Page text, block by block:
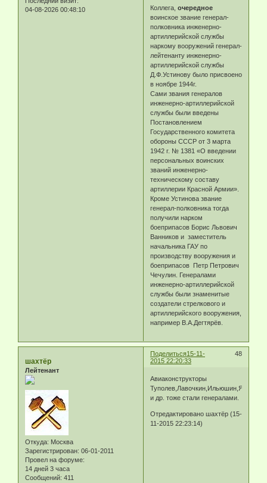
04-08-2026 00:48:10
Коллега,очередное
воинское звание генерал-
полковника инженерно-
артиллерийской службы
наркому вооружений генерал-
лейтенанту инженерно-
артиллерийской службы
Д.Ф.Устинову было присвоено
в ноябре 1944г.
Сами звания генералов
инженерно-артиллерийской
службы были введены
Постановлением
Государственного комитета
обороны СССР от 3 марта
1942 г. № 1381 «О введении
персональных воинских
званий инженерно-
техническому составу
артиллерии Красной Армии».
Кроме Устинова звание
генерал-полковника тогда
получили нарком
боеприпасов Борис Львович
Ванников и заместитель
начальника ГАУ по
производству вооружения и
боеприпасов Петр Петрович
Чечулин. Генералами
инженерно-артиллерийской
службы были знаменитые
создатели стрелкового и
артиллерийского вооружения,
например В.А.Дегтярёв.
Поделиться 48
15-11-
2015 22:20:33
шахтёр
Лейтенант
Откуда: Москва
Зарегистрирован: 06-01-2011
Провел на форуме:
14 дней 3 часа
Сообщений: 411
Авиаконструкторы
Туполев,Лавочкин,Ильюшин,Яковлев
и др. тоже стали генералами.
Отредактировано шахтёр (15-
11-2015 22:23:14)